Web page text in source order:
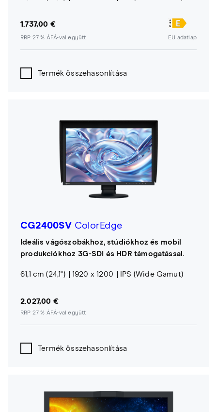
1.737,00 €
RRP 27 % ÁFÁ-val együtt EU adatlap
Termék összehasonlítása
CG2400SVColorEdge
Ideális vágószobákhoz, stúdiókhoz és mobil
produkciókhoz 3G-SDI és HDR támogatással.
61,1 cm (24,1") 1920 x 1200 IPS (Wide Gamut)
2.027,00 €
RRP 27 % ÁFÁ-val együtt
Termék összehasonlítása